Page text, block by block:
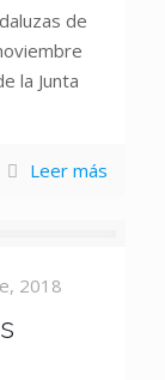
de
la Junta
Leer más
2018